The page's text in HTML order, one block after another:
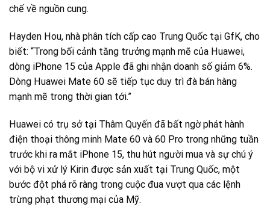
chế về nguồn cung.
Hayden Hou, nhà phân tích cấp cao Trung Quốc tại GfK, cho
biết: “Trong bối cảnh tăng trưởng mạnh mẽ của Huawei,
dòng iPhone 15 của Apple đã ghi nhận doanh số giảm 6%.
Dòng Huawei Mate 60 sẽ tiếp tục duy trì đà bán hàng
mạnh mẽ trong thời gian tới.”
Huawei có trụ sở tại Thâm Quyến đã bất ngờ phát hành
điện thoại thông minh Mate 60 và 60 Pro trong những tuần
trước khi ra mắt iPhone 15, thu hút người mua và sự chú ý
với bộ vi xử lý Kirin được sản xuất tại Trung Quốc, một
bước đột phá rõ ràng trong cuộc đua vượt qua các lệnh
trừng phạt thương mại của Mỹ.